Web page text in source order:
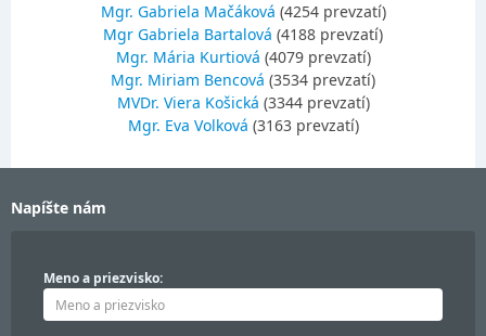
Mgr. Gabriela Mačáková (4254 prevzatí)
Mgr Gabriela Bartalová (4188 prevzatí)
Mgr. Mária Kurtiová (4079 prevzatí)
Mgr. Miriam Bencová (3534 prevzatí)
MVDr. Viera Košická (3344 prevzatí)
Mgr. Eva Volková (3163 prevzatí)
Napíšte nám
Meno a priezvisko: